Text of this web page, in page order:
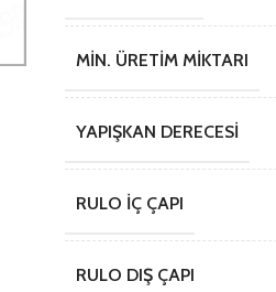
MIN. ÜRETIM MIKTARI
YAPIŞKAN DERECESI
RULO İÇ ÇAPI
RULO DIŞ ÇAPI